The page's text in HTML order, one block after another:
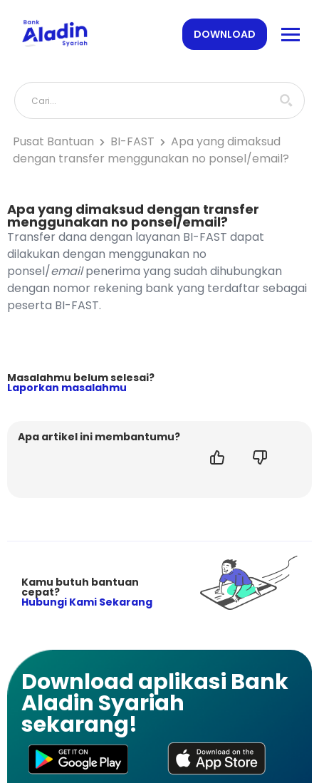
DOWNLOAD
Pusat Bantuan BI-FAST
Apa yang dimaksud
dengan transfer menggunakan no ponsel/email?
Apa yang dimaksud dengan transfer
menggunakan no ponsel/email?
Transfer dana dengan layanan BI-FAST dapat
dilakukan dengan menggunakan no
ponsel/emailpenerima yang sudah dihubungkan
dengan nomor rekening bank yang terdaftar sebagai
peserta BI-FAST.
Masalahmu belum selesai?
Laporkan masalahmu
Apa artikel ini membantumu?
Kamu butuh bantuan
cepat?
Hubungi Kami Sekarang
Download aplikasi Bank
Aladin Syariah
sekarang!